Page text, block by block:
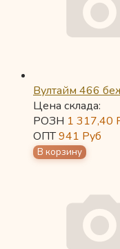
Вултайм 466
Цена склада:
РОЗН 1 317,40
ОПТ941 Руб